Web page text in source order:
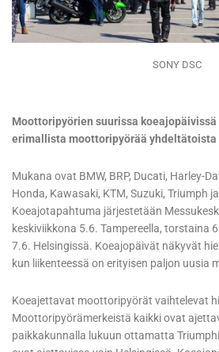
SONY DSC
Moottoripyörien suurissa
erimallista moottoripyörää yhdeltätoista
Mukana ovat BMW, BRP, Ducati, Harley-
Honda, Kawasaki, KTM, Suzuki, Triumph
Koeajotapahtuma järjestetään
keskiviikkona 5.6. Tampereella, torstaina
7.6. Helsingissä. Koeajopäivät näkyvät
kun liikenteessä on erityisen paljon uusia
Koeajettavat moottoripyörät vaihtelevat
Moottoripyörämerkeistä kaikki ovat
paikkakunnalla lukuun ottamatta